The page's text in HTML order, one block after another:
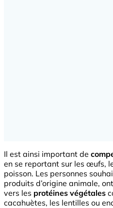
Il est ainsi important de
en se reportant sur les œufs,
poisson. Les personnes
produits d’origine animale,
vers les protéines végétales
cacahuètes, les lentilles ou